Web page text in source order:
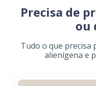
Precisa de
ou
Tudo o que precisa
alienígena e